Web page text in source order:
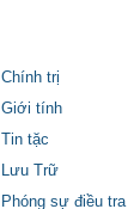
Chính trị
Giới tính
Tin tặc
Lưu Trữ
Phóng sự điều tra